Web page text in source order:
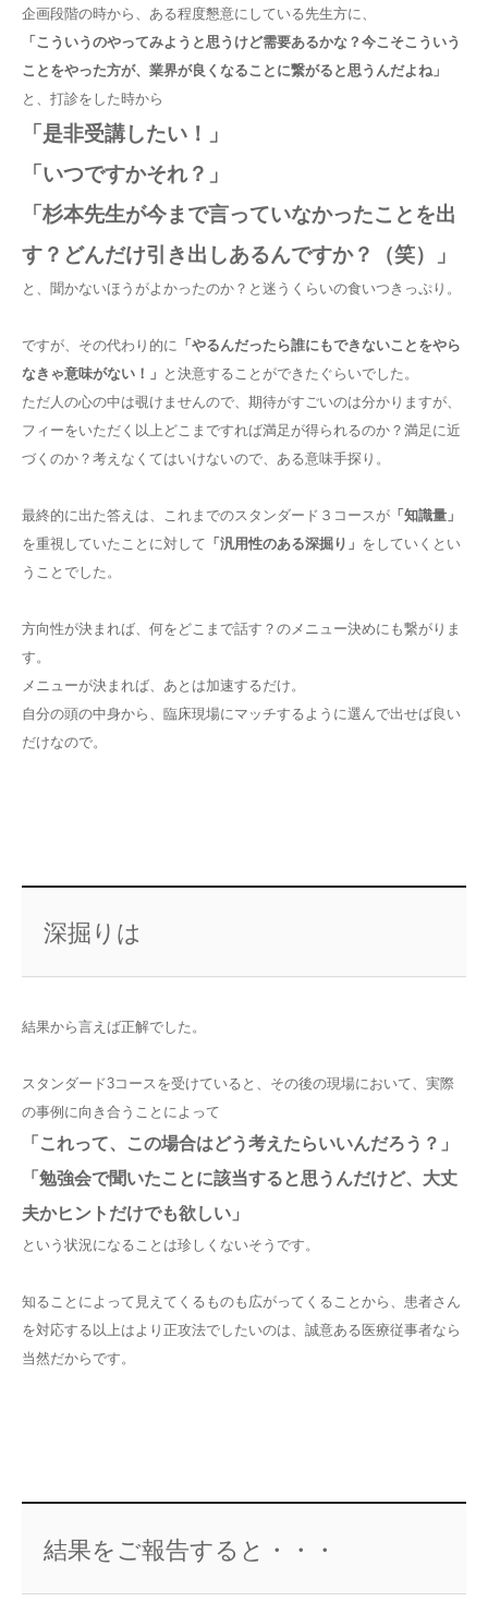
企画段階の時から、ある程度懇意にしている先生方に、
「こういうのやってみようと思うけど需要あるかな？今こそこういう
ことをやった方が、業界が良くなることに繋がると思うんだよね」
と、打診をした時から
「是非受講したい！」
「いつですかそれ？」
「杉本先生が今まで言っていなかったことを出
す？どんだけ引き出しあるんですか？（笑）」
と、聞かないほうがよかったのか？と迷うくらいの食いつきっぷり。
ですが、その代わり的に 「やるんだったら誰にもできないことをやら
なきゃ意味がない！」 と決意することができたぐらいでした。
ただ人の心の中は覗けませんので、期待がすごいのは分かりますが、
フィーをいただく以上どこまですれば満足が得られるのか？満足に近
づくのか？考えなくてはいけないので、ある意味手探り。
最終的に出た答えは、これまでのスタンダード３コースが 「知識量」
を重視していたことに対して 「汎用性のある深掘り」 をしていくとい
うことでした。
方向性が決まれば、何をどこまで話す？のメニュー決めにも繋がりま
す。
メニューが決まれば、あとは加速するだけ。
自分の頭の中身から、臨床現場にマッチするように選んで出せば良い
だけなので。
深掘りは
結果から言えば正解でした。
スタンダード3コースを受けていると、その後の現場において、実際
の事例に向き合うことによって
「これって、この場合はどう考えたらいいんだろう？」
「勉強会で聞いたことに該当すると思うんだけど、大丈
夫かヒントだけでも欲しい」
という状況になることは珍しくないそうです。
知ることによって見えてくるものも広がってくることから、患者さん
を対応する以上はより正攻法でしたいのは、誠意ある医療従事者なら
当然だからです。
結果をご報告すると・・・